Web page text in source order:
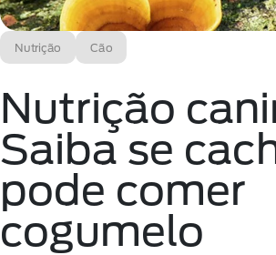
Nutrição Cão
Nutrição
Saiba se
pode comer
cogumelo